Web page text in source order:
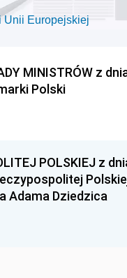
Unii Europejskiej
MINISTRÓW z
Polski
POLSKIEJ z
Adama Dziedzica